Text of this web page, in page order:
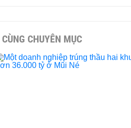
CÙNG CHUYÊN MỤC